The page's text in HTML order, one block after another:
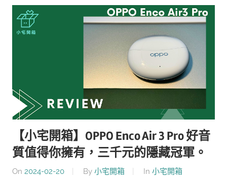
【小宅開箱】OPPO Enco Air 3 Pro 好音
質值得你擁有，三千元的隱藏冠軍。
On 2024-02-20 By 小宅開箱 In 小宅開箱